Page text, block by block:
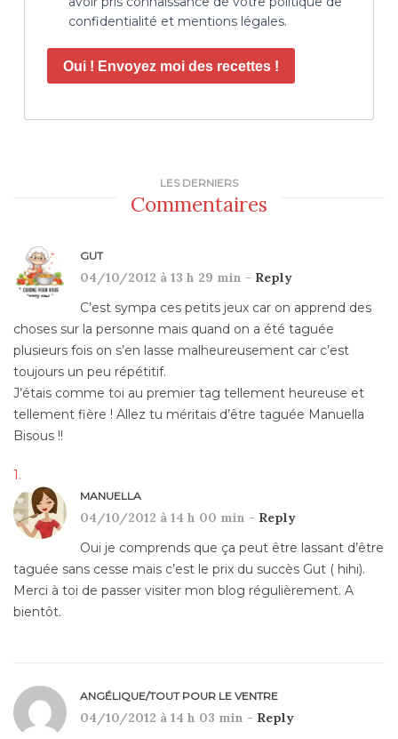
confidentialité et mentions légales.
Oui ! Envoyez moi des recettes !
LES DERNIERS
Commentaires
GUT
04/10/2012 à 13 h 29 min - Reply
C’est sympa ces petits jeux car on apprend des
choses sur la personne mais quand on a été taguée
plusieurs fois on s’en lasse malheureusement car c’est
toujours un peu répétitif.
J’étais comme toi au premier tag tellement heureuse et
tellement fière ! Allez tu méritais d’être taguée Manuella
Bisous !!
MANUELLA
04/10/2012 à 14 h 00 min - Reply
Oui je comprends que ça peut être lassant d’être
taguée sans cesse mais c’est le prix du succès Gut ( hihi).
Merci à toi de passer visiter mon blog régulièrement. A
bientôt.
ANGÉLIQUE/TOUT POUR LE VENTRE
04/10/2012 à 14 h 03 min - Reply